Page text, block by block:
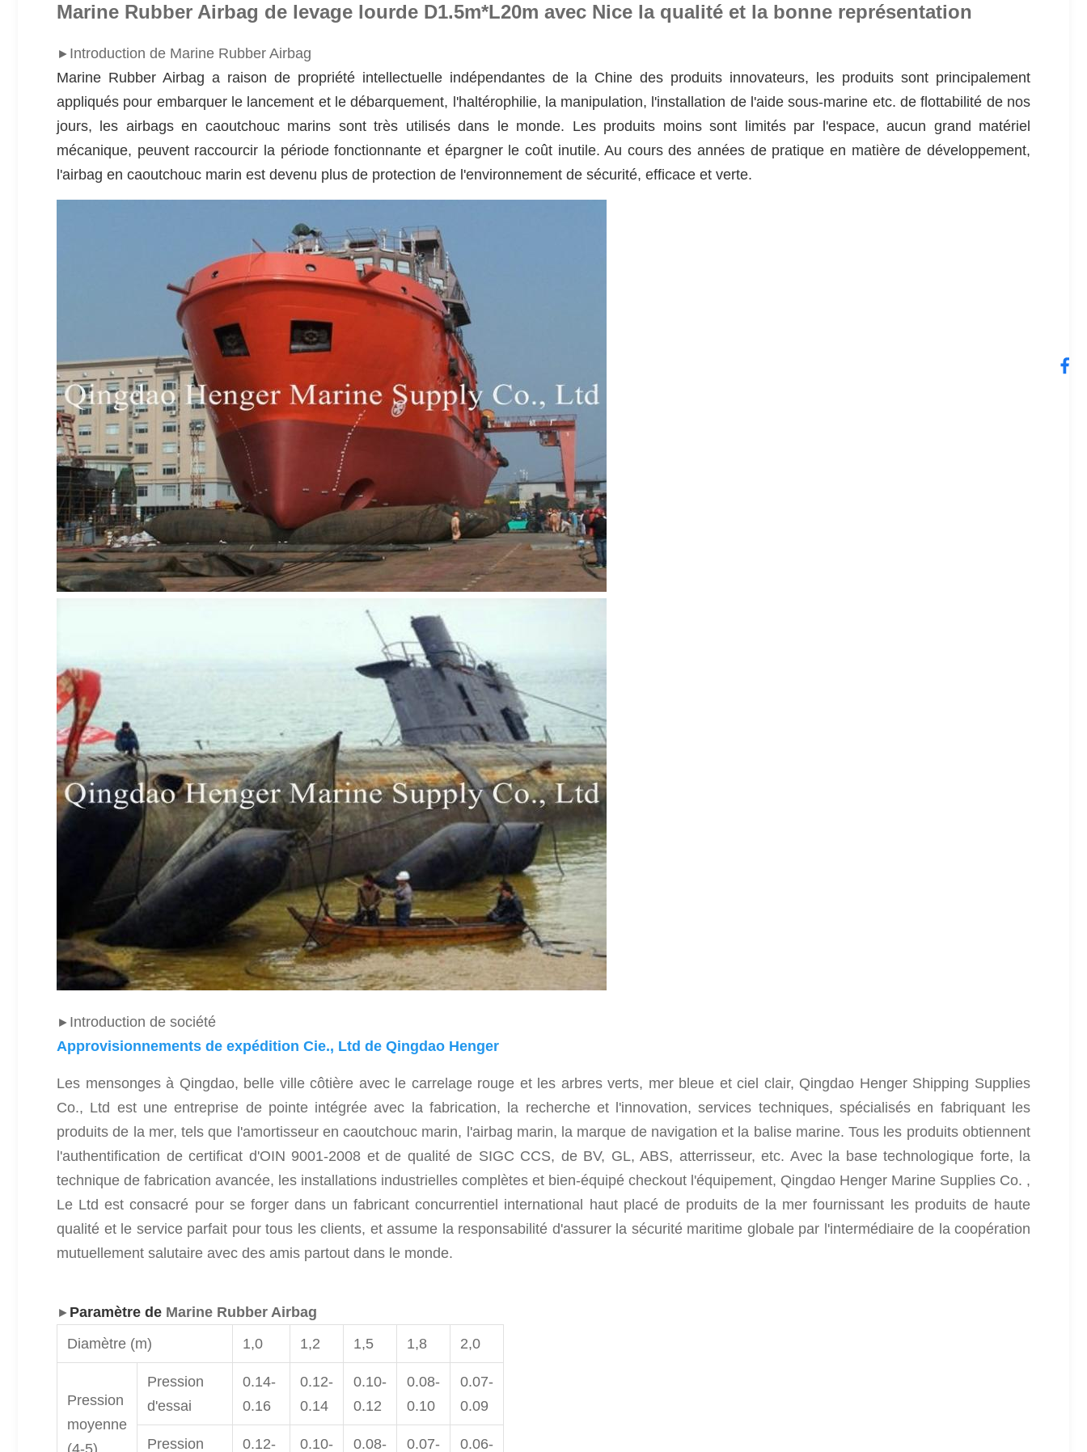
Marine Rubber Airbag de levage lourde D1.5m*L20m avec Nice la qualité et la bonne représentation
► Introduction de Marine Rubber Airbag
Marine Rubber Airbag a raison de propriété intellectuelle indépendantes de la Chine des produits innovateurs, les produits sont principalement
appliqués pour embarquer le lancement et le débarquement, l'haltérophilie, la manipulation, l'installation de l'aide sous-marine etc. de flottabilité de nos
jours, les airbags en caoutchouc marins sont très utilisés dans le monde. Les produits moins sont limités par l'espace, aucun grand matériel
mécanique, peuvent raccourcir la période fonctionnante et épargner le coût inutile. Au cours des années de pratique en matière de développement,
l'airbag en caoutchouc marin est devenu plus de protection de l'environnement de sécurité, efficace et verte.
► Introduction de société
Approvisionnements de expédition Cie., Ltd de Qingdao Henger
Les mensonges à Qingdao, belle ville côtière avec le carrelage rouge et les arbres verts, mer bleue et ciel clair, Qingdao Henger Shipping Supplies
Co., Ltd est une entreprise de pointe intégrée avec la fabrication, la recherche et l'innovation, services techniques, spécialisés en fabriquant les
produits de la mer, tels que l'amortisseur en caoutchouc marin, l'airbag marin, la marque de navigation et la balise marine. Tous les produits obtiennent
l'authentification de certificat d'OIN 9001-2008 et de qualité de SIGC CCS, de BV, GL, ABS, atterrisseur, etc. Avec la base technologique forte, la
technique de fabrication avancée, les installations industrielles complètes et bien-équipé checkout l'équipement, Qingdao Henger Marine Supplies Co. ,
Le Ltd est consacré pour se forger dans un fabricant concurrentiel international haut placé de produits de la mer fournissant les produits de haute
qualité et le service parfait pour tous les clients, et assume la responsabilité d'assurer la sécurité maritime globale par l'intermédiaire de la coopération
mutuellement salutaire avec des amis partout dans le monde.
► Paramètre de Marine Rubber Airbag
Diamètre (m)
1,0 1,2 1,5 1,8 2,0
Pression
moyenne
(4-5)
Pression
d'essai
0.14-
0.16
0.12-
0.14
0.10-
0.12
0.08-
0.10
0.07-
0.09
Pression 0.12- 0.10- 0.08- 0.07- 0.06-